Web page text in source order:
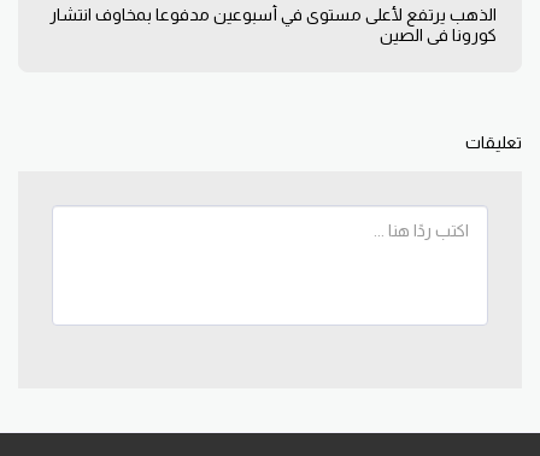
الذهب يرتفع لأعلى مستوى في أسبوعين مدفوعا بمخاوف انتشار
كورونا في الصين
تعليقات